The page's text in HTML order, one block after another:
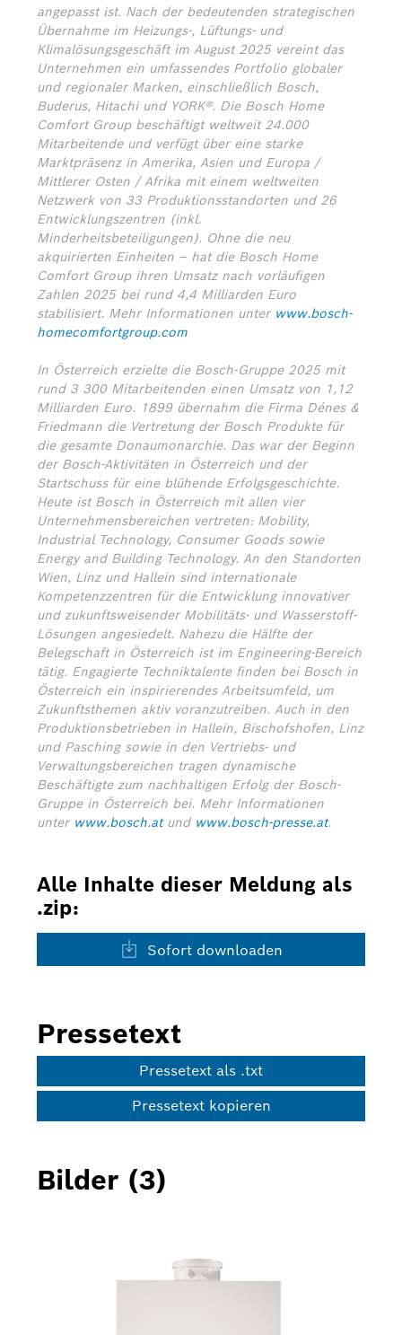
angepasst ist. Nach der bedeutenden strategischen
Übernahme im Heizungs-, Lüftungs- und
Klimalösungsgeschäft im August 2025 vereint das
Unternehmen ein umfassendes Portfolio globaler
und regionaler Marken, einschließlich Bosch,
Buderus, Hitachi und YORK®. Die Bosch Home
Comfort Group beschäftigt weltweit 24.000
Mitarbeitende und verfügt über eine starke
Marktpräsenz in Amerika, Asien und Europa /
Mittlerer Osten / Afrika mit einem weltweiten
Netzwerk von 33 Produktionsstandorten und 26
Entwicklungszentren (inkl.
Minderheitsbeteiligungen). Ohne die neu
akquirierten Einheiten – hat die Bosch Home
Comfort Group ihren Umsatz nach vorläufigen
Zahlen 2025 bei rund 4,4 Milliarden Euro
stabilisiert. Mehr Informationen unter www.bosch-
homecomfortgroup.com
In Österreich erzielte die Bosch-Gruppe 2025 mit
rund 3 300 Mitarbeitenden einen Umsatz von 1,12
Milliarden Euro. 1899 übernahm die Firma Dénes &
Friedmann die Vertretung der Bosch Produkte für
die gesamte Donaumonarchie. Das war der Beginn
der Bosch-Aktivitäten in Österreich und der
Startschuss für eine blühende Erfolgsgeschichte.
Heute ist Bosch in Österreich mit allen vier
Unternehmensbereichen vertreten: Mobility,
Industrial Technology, Consumer Goods sowie
Energy and Building Technology. An den Standorten
Wien, Linz und Hallein sind internationale
Kompetenzzentren für die Entwicklung innovativer
und zukunftsweisender Mobilitäts- und Wasserstoff-
Lösungen angesiedelt. Nahezu die Hälfte der
Belegschaft in Österreich ist im Engineering-Bereich
tätig. Engagierte Techniktalente finden bei Bosch in
Österreich ein inspirierendes Arbeitsumfeld, um
Zukunftsthemen aktiv voranzutreiben. Auch in den
Produktionsbetrieben in Hallein, Bischofshofen, Linz
und Pasching sowie in den Vertriebs- und
Verwaltungsbereichen tragen dynamische
Beschäftigte zum nachhaltigen Erfolg der Bosch-
Gruppe in Österreich bei. Mehr Informationen
unter www.bosch.atund www.bosch-presse.at.
Alle Inhalte dieser Meldung als
.zip:
Sofort downloaden
Pressetext
Pressetext als .txt
Pressetext kopieren
Bilder (3)